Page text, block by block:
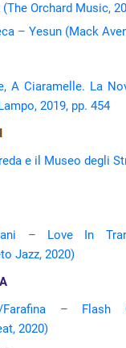
Orchard Music,
– Yesun (Mack
A Ciaramelle. La
2019, pp. 454
e il Museo degli
– Love In
Jazz, 2020)
Farafina –
2020)